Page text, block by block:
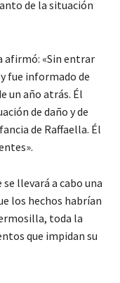
de la situación
afirmó: «Sin entrar
fue informado de
un año atrás. Él
de daño y de
de Raffaella. Él
llevará a cabo una
los hechos habrían
toda la
que impidan su